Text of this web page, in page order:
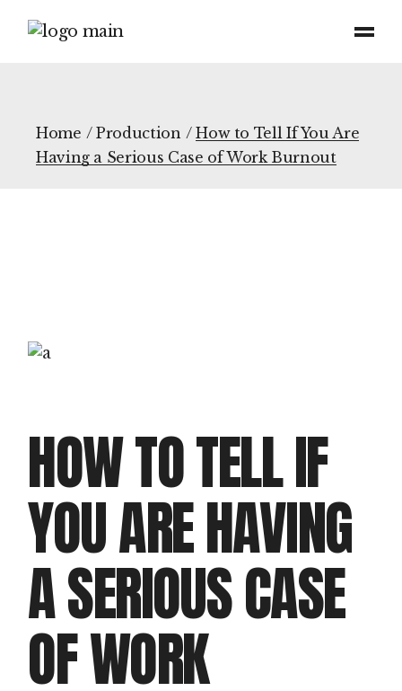
Home Production
How to Tell If You Are
Having a Serious Case of Work Burnout
HOW TO TELL IF
YOU ARE HAVING
A SERIOUS CASE
OF WORK